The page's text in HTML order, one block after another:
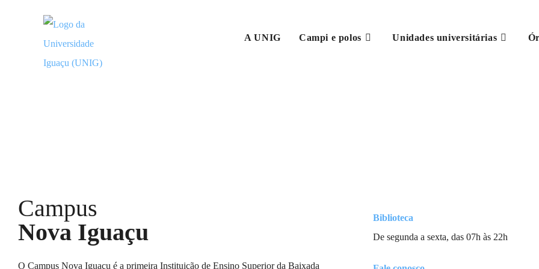
A UNIG Campi e polos Unidades universitárias
Campus
Nova Iguaçu
O Campus Nova Iguaçu é a primeira Instituição de Ensino Superior da Baixada
Biblioteca
De segunda a sexta, das 07h às 22h